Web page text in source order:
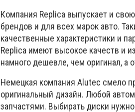
Компания Replica выпускает и
брендов и для всех марок авто.
качественные характеристики и
Replica имеют высокое качеств и
намного дешевле, чем оригинал, а
Немецкая компания Alutec смело
оригинальный дизайн. Любой
запчастями. Выбирать диски